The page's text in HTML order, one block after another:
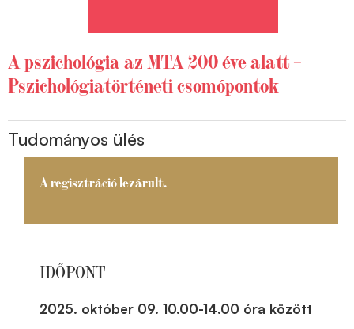
A pszichológia az MTA 200 éve alatt –
Pszichológiatörténeti csomópontok
Tudományos ülés
A regisztráció lezárult.
IDŐPONT
2025. október 09. 10.00-14.00 óra között